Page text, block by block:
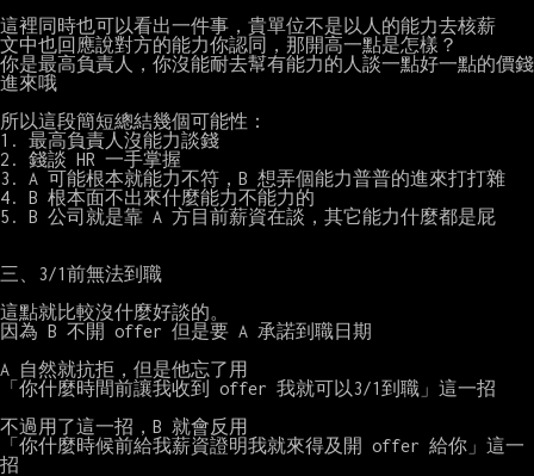
這裡同時也可以看出一件事，貴單位不是以人的能力去核薪
文中也回應說對方的能力你認同，那開高一點是怎樣？
你是最高負責人，你沒能耐去幫有能力的人談一點好一點的價錢
進來哦
所以這段簡短總結幾個可能性：
1. 最高負責人沒能力談錢
2. 錢談 HR 一手掌握
3. A 可能根本就能力不符，B 想弄個能力普普的進來打打雜
4. B 根本面不出來什麼能力不能力的
5. B 公司就是靠 A 方目前薪資在談，其它能力什麼都是屁
三、3/1前無法到職
這點就比較沒什麼好談的。
因為 B 不開 offer 但是要 A 承諾到職日期
A 自然就抗拒，但是他忘了用
「你什麼時間前讓我收到 offer 我就可以3/1到職」這一招
不過用了這一招，B 就會反用
「你什麼時候前給我薪資證明我就來得及開 offer 給你」這一
招